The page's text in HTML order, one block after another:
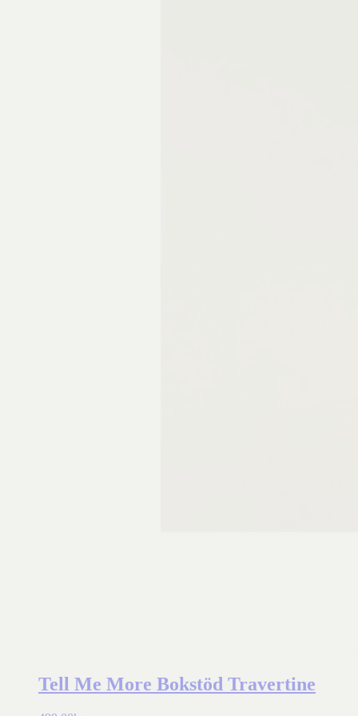
Tell Me More Bokstöd Travertine